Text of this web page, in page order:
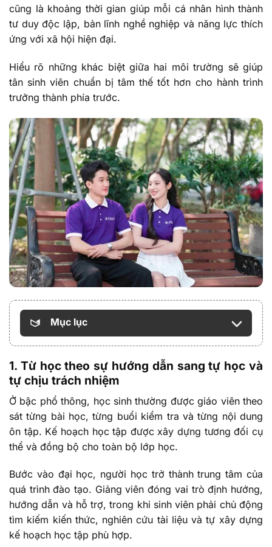
cũng là khoảng thời gian giúp mỗi cá nhân hình thành
tư duy độc lập, bản lĩnh nghề nghiệp và năng lực thích
ứng với xã hội hiện đại.
Hiểu rõ những khác biệt giữa hai môi trường sẽ giúp
tân sinh viên chuẩn bị tâm thế tốt hơn cho hành trình
trưởng thành phía trước.
Mục lục
1. Từ học theo sự hướng dẫn sang tự học và
tự chịu trách nhiệm
Ở bậc phổ thông, học sinh thường được giáo viên theo
sát từng bài học, từng buổi kiểm tra và từng nội dung
ôn tập. Kế hoạch học tập được xây dựng tương đối cụ
thể và đồng bộ cho toàn bộ lớp học.
Bước vào đại học, người học trở thành trung tâm của
quá trình đào tạo. Giảng viên đóng vai trò định hướng,
hướng dẫn và hỗ trợ, trong khi sinh viên phải chủ động
tìm kiếm kiến thức, nghiên cứu tài liệu và tự xây dựng
kế hoạch học tập phù hợp.